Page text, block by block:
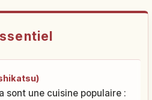
sont une cuisine populaire :